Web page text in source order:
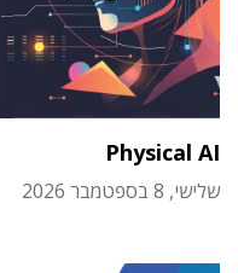
Physical AI
שלישי, 8 בספטמבר 2026